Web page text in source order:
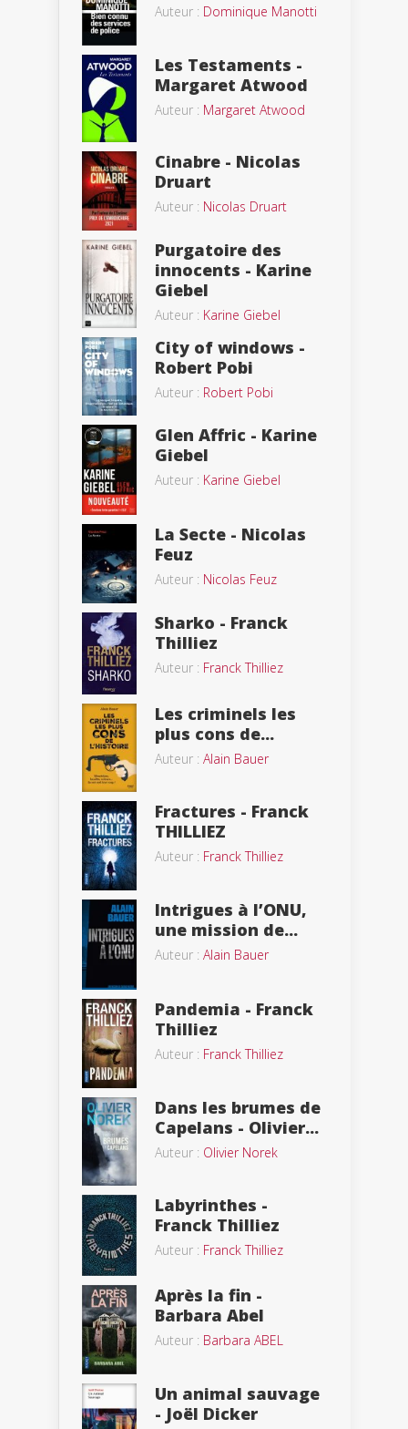
Auteur : Dominique Manotti
Les Testaments -
Margaret Atwood
Auteur : Margaret Atwood
Cinabre - Nicolas
Druart
Auteur : Nicolas Druart
Purgatoire des
innocents - Karine
Giebel
Auteur : Karine Giebel
City of windows -
Robert Pobi
Auteur : Robert Pobi
Glen Affric - Karine
Giebel
Auteur : Karine Giebel
La Secte - Nicolas
Feuz
Auteur : Nicolas Feuz
Sharko - Franck
Thilliez
Auteur : Franck Thilliez
Les criminels les
plus cons de...
Auteur : Alain Bauer
Fractures - Franck
THILLIEZ
Auteur : Franck Thilliez
Intrigues à l’ONU,
une mission de...
Auteur : Alain Bauer
Pandemia - Franck
Thilliez
Auteur : Franck Thilliez
Dans les brumes de
Capelans - Olivier...
Auteur : Olivier Norek
Labyrinthes -
Franck Thilliez
Auteur : Franck Thilliez
Après la fin -
Barbara Abel
Auteur : Barbara ABEL
Un animal sauvage
- Joël Dicker